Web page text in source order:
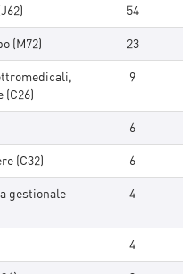
54
(M72) 23
9
6
(C32) 6
gestionale
4
4